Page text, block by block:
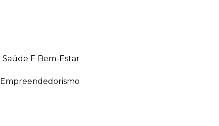
Saúde E Bem-Estar
Empreendedorismo